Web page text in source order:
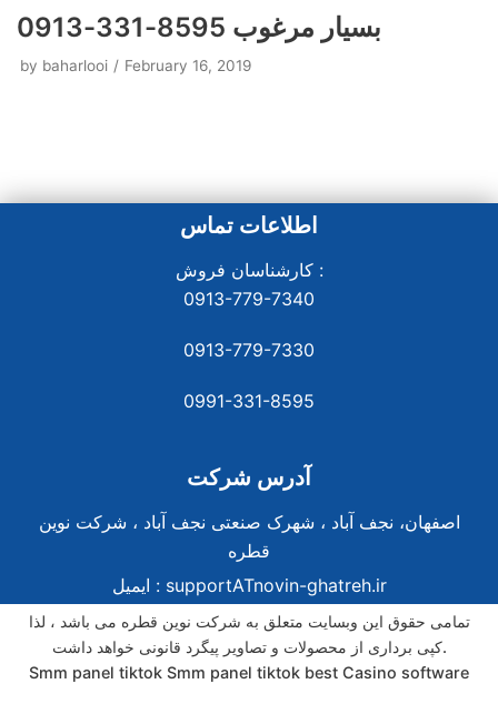
بسیار مرغوب 8595-331-0913
by baharlooi February 16, 2019
اطلاعات تماس
کارشناسان فروش :
0913-779-7340
0913-779-7330
0991-331-8595
آدرس شرکت
اصفهان، نجف آباد ، شهرک صنعتی نجف آباد ، شرکت نوین
قطره
ایمیل : supportATnovin-ghatreh.ir
تمامی حقوق این وبسایت متعلق به شرکت نوین قطره می باشد ، لذا
کپی برداری از محصولات و تصاویر پیگرد قانونی خواهد داشت.
Smm panel tiktok Smm panel tiktok best Casino software